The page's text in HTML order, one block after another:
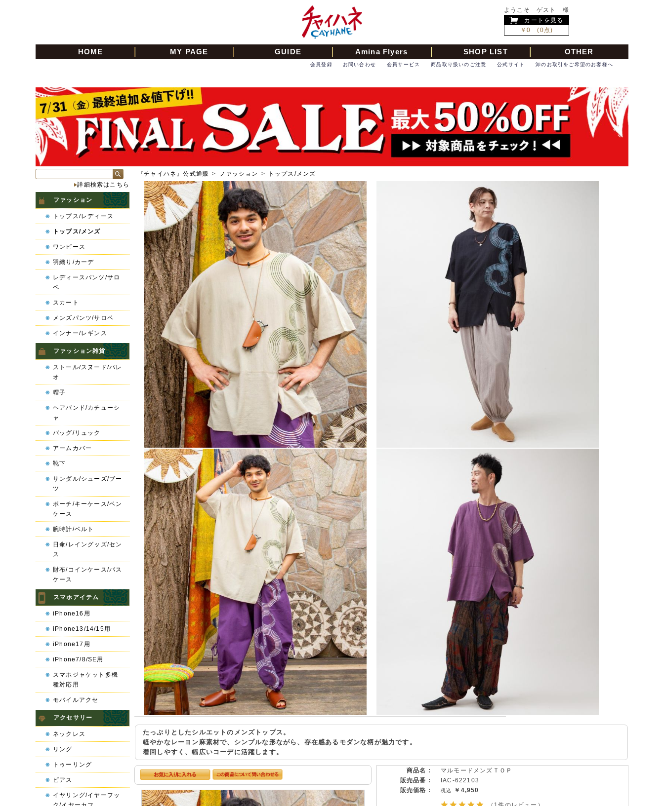
ようこそ ゲスト 様
カートを見る
￥0 (0点)
HOME MY PAGE GUIDE Amina Flyers SHOP LIST OTHER
卸のお取引をご希望のお客様へ
公式サイト
商品取り扱いのご注意
会員サービス
お問い合わせ
会員登録
『チャイハネ』公式通販 > ファッション > トップス/メンズ
たっぷりとしたシルエットのメンズトップス。
軽やかなレーヨン麻素材で、シンプルな形ながら、存在感あるモダンな柄が魅力です。
着回しやすく、幅広いコーデに活躍します。
商品名 :
マルモードメンズＴＯＰ
販売品番 :
IAC-622103
販売価格 :
￥4,950
詳細検索はこちら
ファッション
トップス/レディース
トップス/メンズ
ワンピース
羽織り/カーデ
レディースパンツ/サロ
ペ
スカート
メンズパンツ/サロペ
インナー/レギンス
ファッション雑貨
ストール/スヌード/パレ
オ
帽子
ヘアバンド/カチューシ
ャ
バッグ/リュック
アームカバー
靴下
サンダル/シューズ/ブー
ツ
ポーチ/キーケース/ペン
ケース
腕時計/ベルト
日傘/レイングッズ/セン
ス
財布/コインケース/パス
ケース
スマホアイテム
iPhone16用
iPhone13/14/15用
iPhone17用
iPhone7/8/SE用
スマホジャケット多機
種対応用
モバイルアクセ
アクセサリー
ネックレス
リング
トゥーリング
ピアス
イヤリング/イヤーフッ